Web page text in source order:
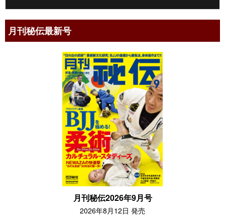
月刊秘伝最新号
月刊秘伝2026年9月号
2026年8月12日 発売